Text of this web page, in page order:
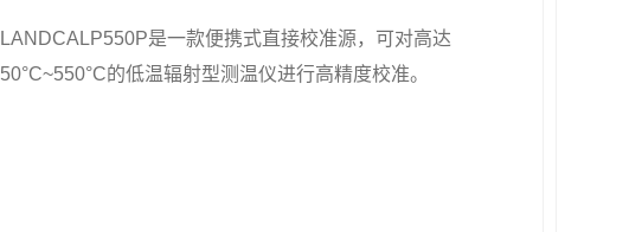
LANDCALP550P是一款便携式直接校准源，可对高达
50°C~550°C的低温辐射型测温仪进行高精度校准。